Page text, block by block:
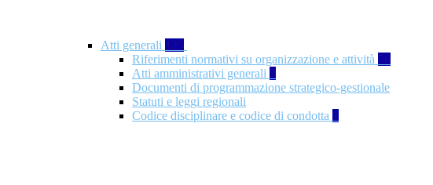
Atti generali 125
Riferimenti normativi su organizzazione e attività 76
Atti amministrativi generali 3
Documenti di programmazione strategico-gestionale
Statuti e leggi regionali
Codice disciplinare e codice di condotta 1